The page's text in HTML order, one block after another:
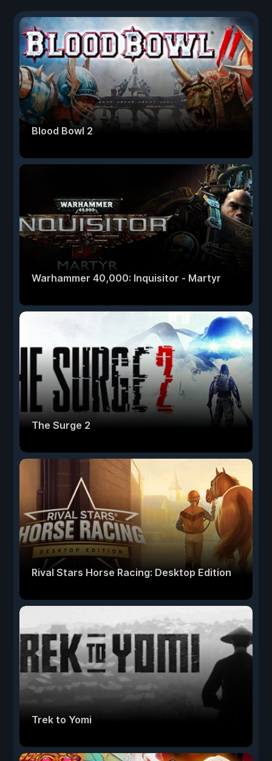
Blood Bowl 2
Warhammer 40,000: Inquisitor - Martyr
The Surge 2
Rival Stars Horse Racing: Desktop Edition
Trek to Yomi